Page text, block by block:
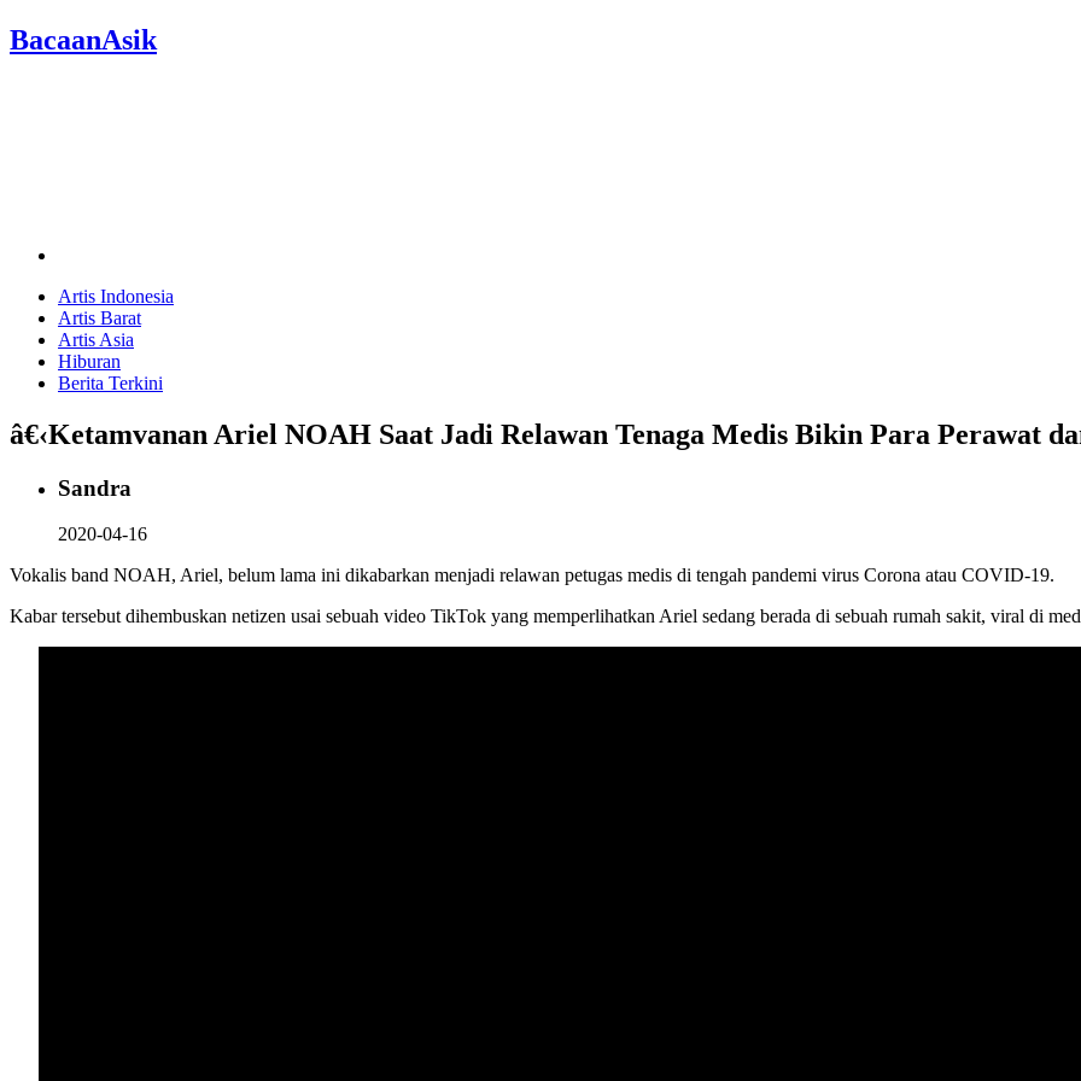
BacaanAsik
Artis Indonesia
Artis Barat
Artis Asia
Hiburan
Berita Terkini
â€‹Ketamvanan Ariel NOAH Saat Jadi Relawan Tenaga Medis Bikin Para Perawat
Sandra
2020-04-16
Vokalis band NOAH, Ariel, belum lama ini dikabarkan menjadi relawan petugas medis di tengah pandemi virus Corona atau COVID-19.
Kabar tersebut dihembuskan netizen usai sebuah video TikTok yang memperlihatkan Ariel sedang berada di sebuah rumah sakit, viral di